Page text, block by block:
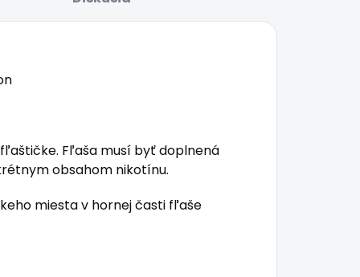
Fľaša musí byť doplnená
obsahom nikotínu.
miesta v hornej časti fľaše